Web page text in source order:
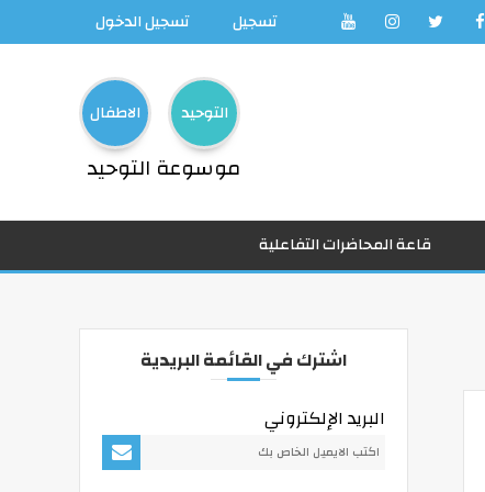
تسجيل تسجيل الدخول
التوحيد الاطفال
موسوعة التوحيد
قاعة المحاضرات التفاعلية
اشترك في القائمة البريدية
البريد الإلكتروني